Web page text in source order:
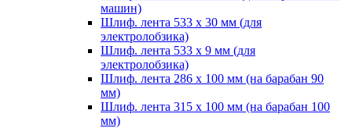
машин)
Шлиф. лента 533 х 30 мм (для
электролобзика)
Шлиф. лента 533 х 9 мм (для
электролобзика)
Шлиф. лента 286 х 100 мм (на барабан 90
мм)
Шлиф. лента 315 х 100 мм (на барабан 100
мм)